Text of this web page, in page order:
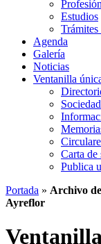
Profesión
Estudios
Agenda
Galería
Noticias
Ventanilla
Carta de
Publica
Portada » Archivo
Ayreflor